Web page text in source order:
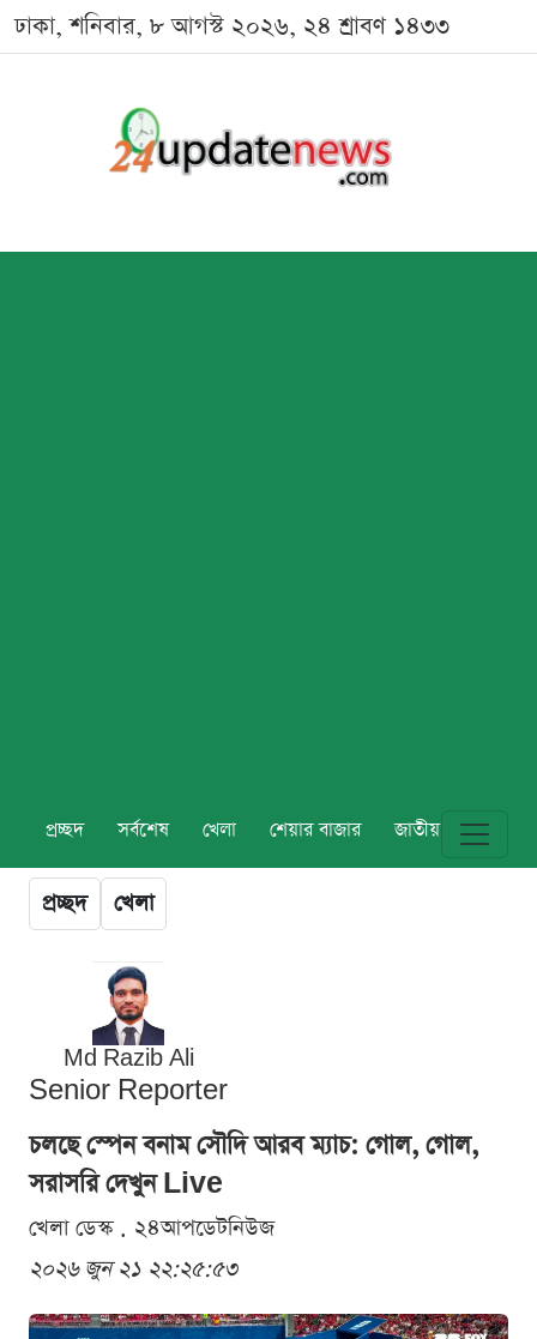
ঢাকা, শনিবার, ৮ আগস্ট ২০২৬, ২৪ শ্রাবণ ১৪৩৩
প্রচ্ছদ সর্বশেষ খেলা শেয়ার বাজার জাতীয় বিশ্ব
প্রচ্ছদ খেলা
Md Razib Ali
Senior Reporter
চলছে স্পেন বনাম সৌদি আরব ম্যাচ: গোল, গোল,
সরাসরি দেখুন Live
খেলা ডেস্ক . ২৪আপডেটনিউজ
২০২৬ জুন ২১ ২২:২৫:৫৩